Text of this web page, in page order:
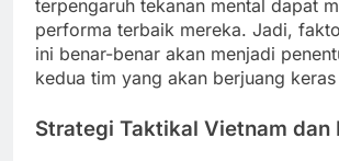
terpengaruh tekanan mental dapat
performa terbaik mereka. Jadi,
ini benar-benar akan menjadi
kedua tim yang akan berjuang
Strategi Taktikal Vietnam dan